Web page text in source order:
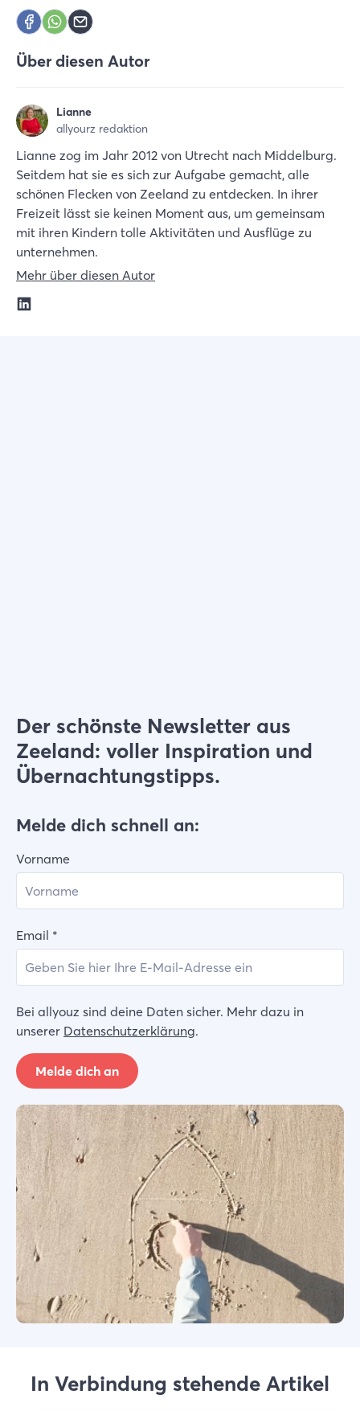
Über diesen Autor
Lianne
allyourz redaktion
Lianne zog im Jahr 2012 von Utrecht nach Middelburg.
Seitdem hat sie es sich zur Aufgabe gemacht, alle
schönen Flecken von Zeeland zu entdecken. In ihrer
Freizeit lässt sie keinen Moment aus, um gemeinsam
mit ihren Kindern tolle Aktivitäten und Ausflüge zu
unternehmen.
Mehr über diesen Autor
Der schönste Newsletter aus
Zeeland: voller Inspiration und
Übernachtungstipps.
Melde dich schnell an:
Vorname
Email *
Bei allyouz sind deine Daten sicher. Mehr dazu in
unserer Datenschutzerklärung.
Melde dich an
In Verbindung stehende Artikel